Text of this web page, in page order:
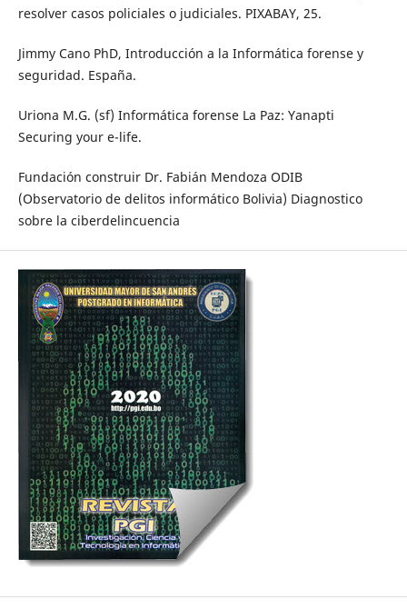
resolver casos policiales o judiciales. PIXABAY, 25.
Jimmy Cano PhD, Introducción a la Informática forense y
seguridad. España.
Uriona M.G. (sf) Informática forense La Paz: Yanapti
Securing your e-life.
Fundación construir Dr. Fabián Mendoza ODIB
(Observatorio de delitos informático Bolivia) Diagnostico
sobre la ciberdelincuencia